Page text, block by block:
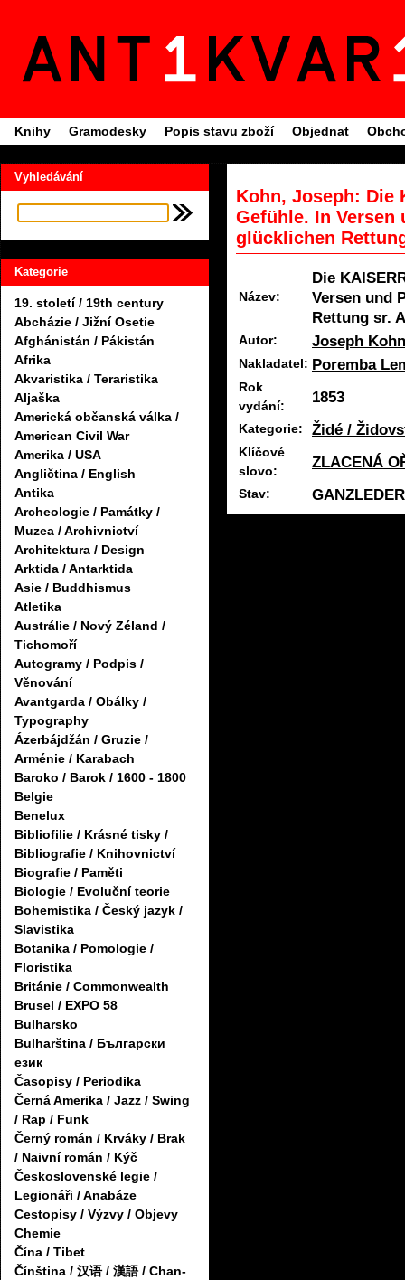
Knihy Gramodesky Popis stavu zboží Objednat
Vyhledávání
Kategorie
19. století / 19th century
Abcházie / Jižní Osetie
Afghánistán / Pákistán
Afrika
Akvaristika / Teraristika
Aljaška
Americká občanská válka /
American Civil War
Amerika / USA
Angličtina / English
Antika
Archeologie / Památky /
Muzea / Archivnictví
Architektura / Design
Arktida / Antarktida
Asie / Buddhismus
Atletika
Austrálie / Nový Zéland /
Tichomoří
Autogramy / Podpis /
Věnování
Avantgarda / Obálky /
Typography
Ázerbájdžán / Gruzie /
Arménie / Karabach
Baroko / Barok / 1600 - 1800
Belgie
Benelux
Bibliofilie / Krásné tisky /
Bibliografie / Knihovnictví
Biografie / Paměti
Biologie / Evoluční teorie
Bohemistika / Český jazyk /
Slavistika
Botanika / Pomologie /
Floristika
Británie / Commonwealth
Brusel / EXPO 58
Bulharsko
Bulharština / Български
език
Časopisy / Periodika
Černá Amerika / Jazz / Swing
/ Rap / Funk
Černý román / Krváky / Brak
/ Naivní román / Kýč
Československé legie /
Legionáři / Anabáze
Cestopisy / Výzvy / Objevy
Chemie
Čína / Tibet
Čínština / 汉语 / 漢語 / Chan-
Kohn, Joseph: Die
Gefühle. In Versen
glücklichen
Název:
Die
Versen und
Rettung sr.
Autor: Joseph Kohn
Nakladatel: Poremba
Rok
vydání:
1853
Kategorie: Židé /
Klíčové
slovo:
ZLACENÁ
Stav: